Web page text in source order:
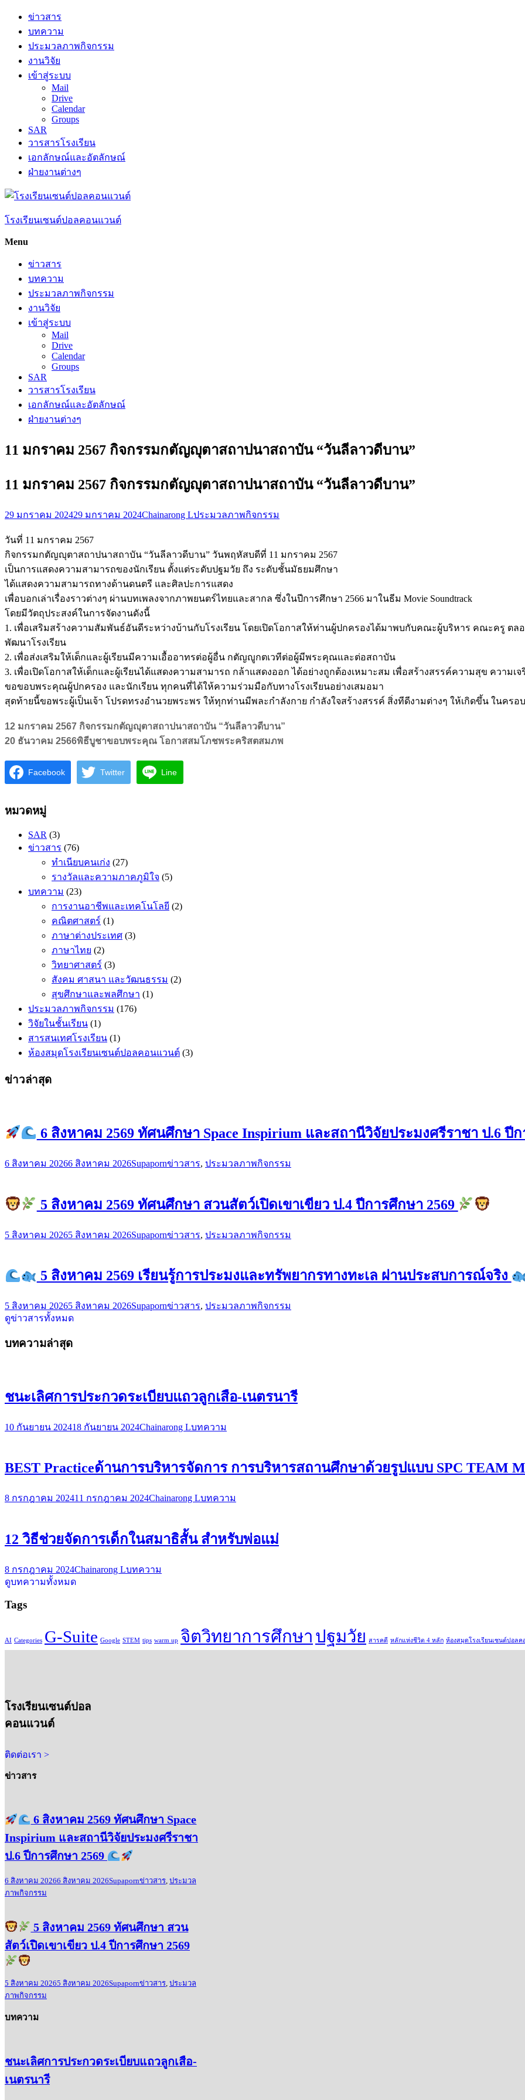
Skip
content
ข่าวสาร
บทความ
ประมวลภาพกิจกรรม
งานวิจัย
เข้าสู่ระบบ
Mail
Drive
Calendar
Groups
SAR
วารสารโรงเรียน
เอกลักษณ์และอัตลักษณ์
ฝ่ายงานต่างๆ
โรงเรียนเซนต์ปอลคอนแวนต์
Menu
ข่าวสาร
บทความ
ประมวลภาพกิจกรรม
งานวิจัย
เข้าสู่ระบบ
Mail
Drive
Calendar
Groups
SAR
วารสารโรงเรียน
เอกลักษณ์และอัตลักษณ์
ฝ่ายงานต่างๆ
11 มกราคม 2567 กิจกรรมกตัญญุตาสถาปนาสถาบัน “วันลีลาวดีบาน”
11 มกราคม 2567 กิจกรรมกตัญญุตาสถาปนาสถาบัน “วันลีลาวดีบาน”
29 มกราคม 202429 มกราคม 2024Chainarong Lประมวลภาพกิจกรรม
วันที่ 11 มกราคม 2567
กิจกรรมกตัญญุตาสถาปนาสถาบัน “วันลีลาวดีบาน” วันพฤหัสบดีที่ 11 มกราคม 2567
เป็นการแสดงความสามารถของนักเรียน ตั้งแต่ระดับปฐมวัย ถึง ระดับชั้นมัธยมศึกษา
ได้แสดงความสามารถทางด้านดนตรี และศิลปะการแสดง
เพื่อบอกเล่าเรื่องราวต่างๆ ผ่านบทเพลงจากภาพยนตร์ไทยและสากล ซึ่งในปีการศึกษา 2566 มาในธีม Movie Soundtrack
โดยมีวัตถุประสงค์ในการจัดงานดังนี้
1. เพื่อเสริมสร้างความสัมพันธ์อันดีระหว่างบ้านกับโรงเรียน โดยเปิดโอกาสให้ท่านผู้ปกครองได้มาพบกับคณะผู้บริหาร คณะครู ตล
พัฒนาโรงเรียน
2. เพื่อส่งเสริมให้เด็กและผู้เรียนมีความเอื้ออาทรต่อผู้อื่น กตัญญูกตเวทีต่อผู้มีพระคุณและต่อสถาบัน
3. เพื่อเปิดโอกาสให้เด็กและผู้เรียนได้แสดงความสามารถ กล้าแสดงออก ได้อย่างถูกต้องเหมาะสม เพื่อสร้างสรรค์ความสุข ความ
ขอขอบพระคุณผู้ปกครอง และนักเรียน ทุกคนที่ได้ให้ความร่วมมือกับทางโรงเรียนอย่างเสมอมา
สุดท้ายนี้ขอพระผู้เป็นเจ้า โปรดทรงอำนวยพระพร ให้ทุกท่านมีพละกำลังกาย กำลังใจสร้างสรรค์ สิ่งทีดีงามต่างๆ ให้เกิดขึ้น ในครอ
12 มกราคม 2567 กิจกรรมกตัญญุตาสถาปนาสถาบัน “วันลีลาวดีบาน”
20 ธันวาคม 2566พิธีบูชาขอบพระคุณ โอกาสสมโภชพระคริสตสมภพ
Facebook Twitter Line
หมวดหมู่
SAR (3)
ข่าวสาร (76)
ทำเนียบคนเก่ง (27)
รางวัลและความภาคภูมิใจ (5)
บทความ (23)
การงานอาชีพและเทคโนโลยี (2)
คณิตศาสตร​์ (1)
ภาษาต่างประเทศ (3)
ภาษาไทย (2)
วิทยาศาสตร์ (3)
สังคม ศาสนา และวัฒนธรรม (2)
สุขศึกษาและพลศึกษา (1)
ประมวลภาพกิจกรรม (176)
วิจัยในชั้นเรียน (1)
สารสนเทศโรงเรียน (1)
ห้องสมุดโรงเรียนเซนต์ปอลคอนแวนต์ (3)
ข่าวล่าสุด
6 สิงหาคม 2569 ทัศนศึกษา Space Inspirium และสถานีวิจัยประมงศรีราชา ป.6 ปีก
6 สิงหาคม 20266 สิงหาคม 2026Supapornข่าวสาร, ประมวลภาพกิจกรรม
5 สิงหาคม 2569 ทัศนศึกษา สวนสัตว์เปิดเขาเขียว ป.4 ปีการศึกษา 2569
5 สิงหาคม 20265 สิงหาคม 2026Supapornข่าวสาร, ประมวลภาพกิจกรรม
5 สิงหาคม 2569 เรียนรู้การประมงและทรัพยากรทางทะเล ผ่านประสบการณ์จริง
5 สิงหาคม 20265 สิงหาคม 2026Supapornข่าวสาร, ประมวลภาพกิจกรรม
ดูข่าวสารทั้งหมด
บทความล่าสุด
ชนะเลิศการประกวดระเบียบแถวลูกเสือ-เนตรนารี
10 กันยายน 202418 กันยายน 2024Chainarong Lบทความ
BEST Practiceด้านการบริหารจัดการ การบริหารสถานศึกษาด้วยรูปแบบ SPC TEAM
8 กรกฎาคม 202411 กรกฎาคม 2024Chainarong Lบทความ
12 วิธีช่วยจัดการเด็กในสมาธิสั้น สำหรับพ่อแม่
8 กรกฎาคม 2024Chainarong Lบทความ
ดูบทความทั้งหมด
Tags
AI Categories G-Suite Google STEM tips warm up จิตวิทยาการศึกษา ปฐมวัย สารคดี หลักแห่งชีวิต 4 หลัก ห้องสมุดโรงเรียนเซนต์ปอล
โรงเรียนเซนต์ปอล
คอนแวนต์
ติดต่อเรา >
ข่าวสาร
6 สิงหาคม 2569 ทัศนศึกษา Space
Inspirium และสถานีวิจัยประมงศรีราชา
ป.6 ปีการศึกษา 2569
6 สิงหาคม 20266 สิงหาคม 2026Supapornข่าวสาร, ประมวล
ภาพกิจกรรม
5 สิงหาคม 2569 ทัศนศึกษา สวน
สัตว์เปิดเขาเขียว ป.4 ปีการศึกษา 2569
5 สิงหาคม 20265 สิงหาคม 2026Supapornข่าวสาร, ประมวล
ภาพกิจกรรม
บทความ
ชนะเลิศการประกวดระเบียบแถวลูกเสือ-
เนตรนารี